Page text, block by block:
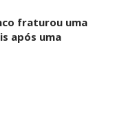
fraturou uma
após uma